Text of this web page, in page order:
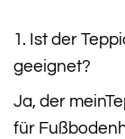
1. Ist der
geeignet?
Ja, der
für